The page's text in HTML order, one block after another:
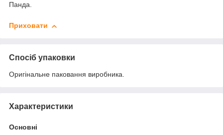
Панда.
Приховати
Спосіб упаковки
Оригінальне паковання виробника.
Характеристики
Основні